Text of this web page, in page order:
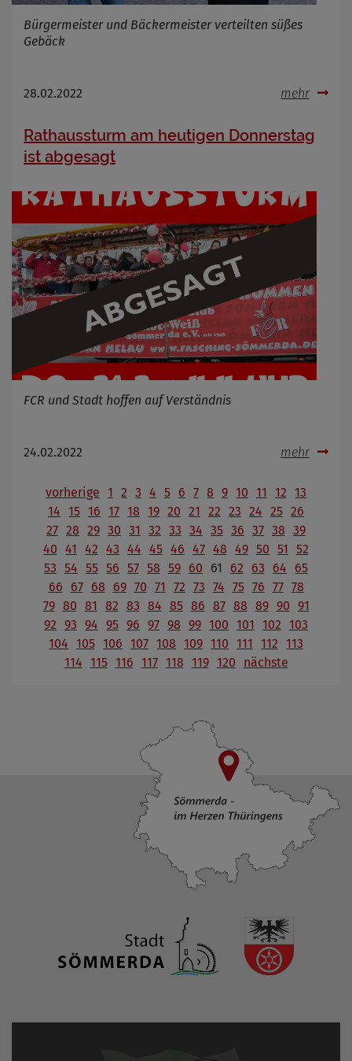
Bürgermeister und Bäckermeister verteilten süßes
Gebäck
28.02.2022 mehr
Rathaussturm am heutigen Donnerstag
ist abgesagt
FCR und Stadt hoffen auf Verständnis
24.02.2022 mehr
vorherige 1 2 3 4 5 6 7 8 9 10 11 12 13
14 15 16 17 18 19 20 21 22 23 24 25 26
27 28 29 30 31 32 33 34 35 36 37 38 39
40 41 42 43 44 45 46 47 48 49 50 51
52
53 54 55 56 57 58 59 60 61 62 63 64
65
66
67 68 69 70 71 72 73 74 75 76 77 78
79 80 81 82 83 84 85 86 87 88 89 90 91
92 93 94 95 96 97 98 99 100 101 102 103
104 105 106 107 108 109 110 111 112 113
114 115 116 117 118 119 120 nächste